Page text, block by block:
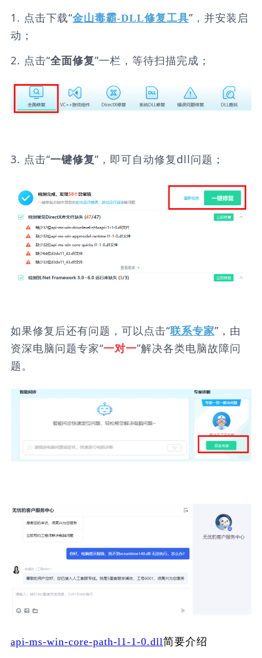
1. 点击下载“金山毒霸-DLL修复工具”，并安装启
动；
2. 点击“全面修复”一栏，等待扫描完成；
3. 点击“一键修复”，即可自动修复dll问题；
如果修复后还有问题，可以点击“联系专家”，由
资深电脑问题专家“一对一”解决各类电脑故障问
题。
api-ms-win-core-path-l1-1-0.dll简要介绍